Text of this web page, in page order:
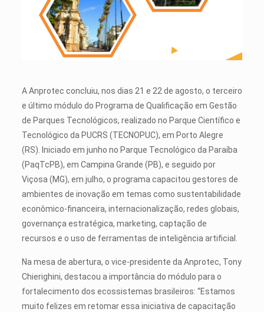
A Anprotec concluiu, nos dias 21 e 22 de agosto, o terceiro
e último módulo do Programa de Qualificação em Gestão
de Parques Tecnológicos, realizado no Parque Científico e
Tecnológico da PUCRS (TECNOPUC), em Porto Alegre
(RS). Iniciado em junho no Parque Tecnológico da Paraíba
(PaqTcPB), em Campina Grande (PB), e seguido por
Viçosa (MG), em julho, o programa capacitou gestores de
ambientes de inovação em temas como sustentabilidade
econômico-financeira, internacionalização, redes globais,
governança estratégica, marketing, captação de
recursos e o uso de ferramentas de inteligência artificial.
Na mesa de abertura, o vice-presidente da Anprotec, Tony
Chierighini, destacou a importância do módulo para o
fortalecimento dos ecossistemas brasileiros: “Estamos
muito felizes em retomar essa iniciativa de capacitação